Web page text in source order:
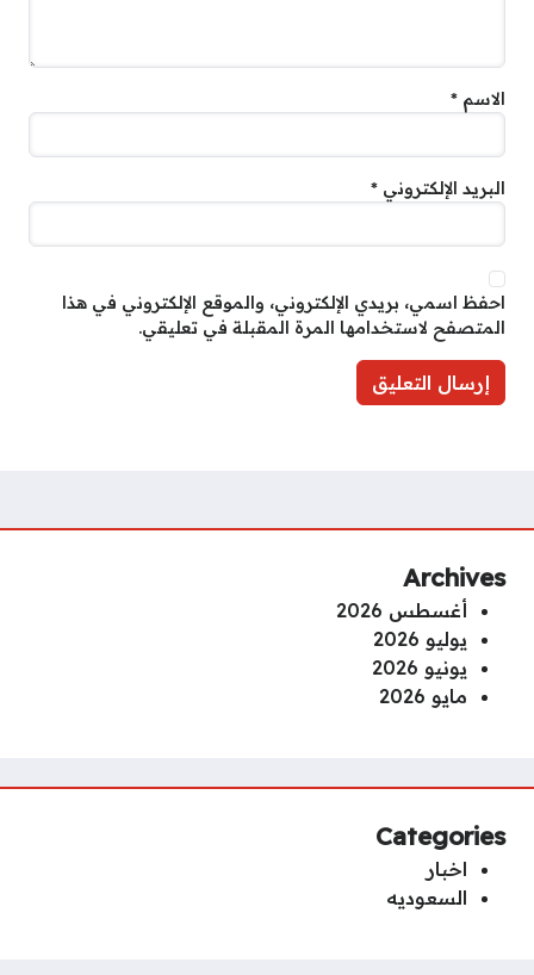
الاسم *
البريد الإلكتروني *
احفظ اسمي، بريدي الإلكتروني، والموقع الإلكتروني في هذا
المتصفح لاستخدامها المرة المقبلة في تعليقي.
Archives
أغسطس 2026
يوليو 2026
يونيو 2026
مايو 2026
Categories
اخبار
السعوديه